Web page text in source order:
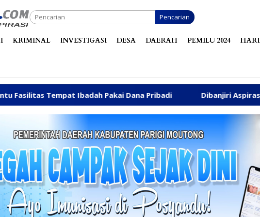
Pencarian
KRIMINAL INVESTIGASI DESA DAERAH PEMILU 2024
Ibadah Pakai Dana Pribadi Dibanjiri Aspirasi Warga di Reses,